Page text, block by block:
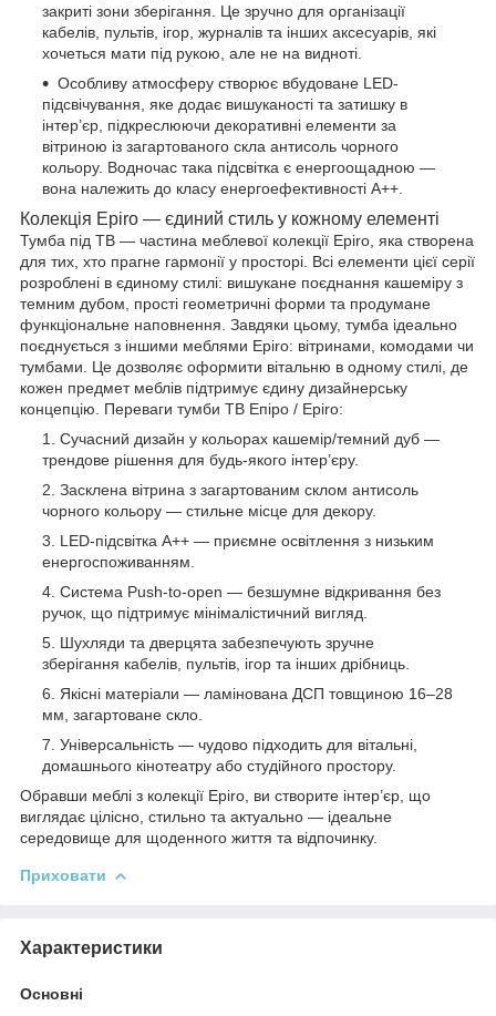
закриті зони зберігання. Це зручно для організації
кабелів, пультів, ігор, журналів та інших аксесуарів, які
хочеться мати під рукою, але не на видноті.
Особливу атмосферу створює вбудоване LED-
підсвічування, яке додає вишуканості та затишку в
інтер’єр, підкреслюючи декоративні елементи за
вітриною із загартованого скла антисоль чорного
кольору. Водночас така підсвітка є енергоощадною —
вона належить до класу енергоефективності А++.
Колекція Epiro — єдиний стиль у кожному елементі
Тумба під ТВ — частина меблевої колекції Epiro, яка створена
для тих, хто прагне гармонії у просторі. Всі елементи цієї серії
розроблені в єдиному стилі: вишукане поєднання кашеміру з
темним дубом, прості геометричні форми та продумане
функціональне наповнення. Завдяки цьому, тумба ідеально
поєднується з іншими меблями Epiro: вітринами, комодами чи
тумбами. Це дозволяє оформити вітальню в одному стилі, де
кожен предмет меблів підтримує єдину дизайнерську
концепцію. Переваги тумби ТВ Епіро / Epiro:
Сучасний дизайн у кольорах кашемір/темний дуб —
трендове рішення для будь-якого інтер’єру.
Засклена вітрина з загартованим склом антисоль
чорного кольору — стильне місце для декору.
LED-підсвітка A++ — приємне освітлення з низьким
енергоспоживанням.
Система Push-to-open — безшумне відкривання без
ручок, що підтримує мінімалістичний вигляд.
Шухляди та дверцята забезпечують зручне
зберігання кабелів, пультів, ігор та інших дрібниць.
Якісні матеріали — ламінована ДСП товщиною 16–28
мм, загартоване скло.
Універсальність — чудово підходить для вітальні,
домашнього кінотеатру або студійного простору.
Обравши меблі з колекції Epiro, ви створите інтер’єр, що
виглядає цілісно, стильно та актуально — ідеальне
середовище для щоденного життя та відпочинку.
Приховати
Характеристики
Основні